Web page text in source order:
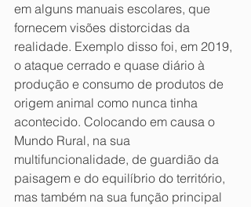
em alguns manuais escolares, que
fornecem visões distorcidas da
realidade. Exemplo disso foi, em 2019,
o ataque cerrado e quase diário à
produção e consumo de produtos de
origem animal como nunca tinha
acontecido. Colocando em causa o
Mundo Rural, na sua
multifuncionalidade, de guardião da
paisagem e do equilíbrio do território,
mas também na sua função principal